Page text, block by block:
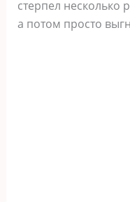
стерпел несколько
а потом просто